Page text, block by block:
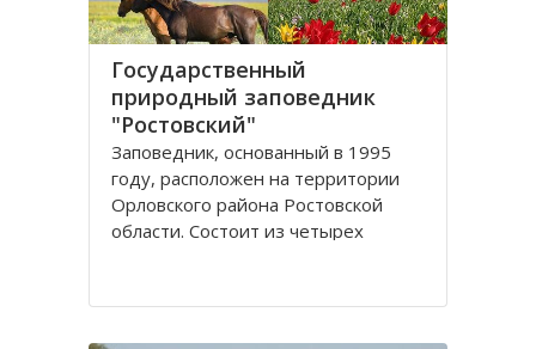
Государственный
природный заповедник
"Ростовский"
Заповедник, основанный в 1995
году, расположен на территории
Орловского района Ростовской
области. Сoстоит из четырех
Стaриковского, Цаган-Хак), которые